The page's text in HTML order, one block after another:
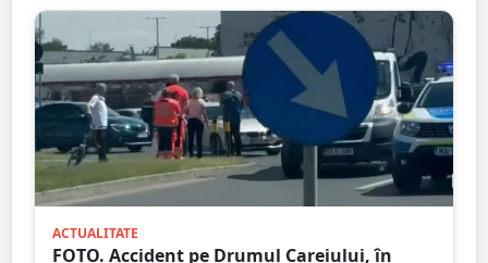
ACTUALITATE
FOTO. Accident pe Drumul Careiului, în